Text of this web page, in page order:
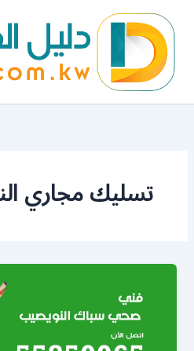
المحتوى
تسليك مجاري